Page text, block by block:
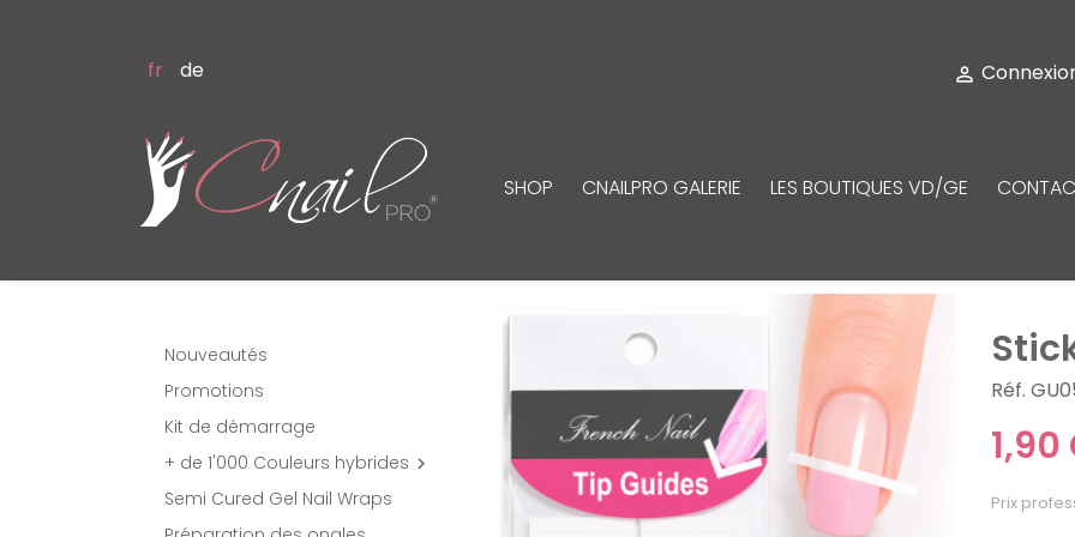
fr de 
SHOP CNAILPRO GALERIE LES BOUTIQUES VD/GE
Nouveautés
Promotions
Kit de démarrage
+ de 1'000 Couleurs hybrides 
Semi Cured Gel Nail Wraps
Réf.
1,90
Prix